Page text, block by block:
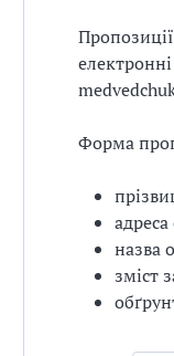
Форма
назва
зміст